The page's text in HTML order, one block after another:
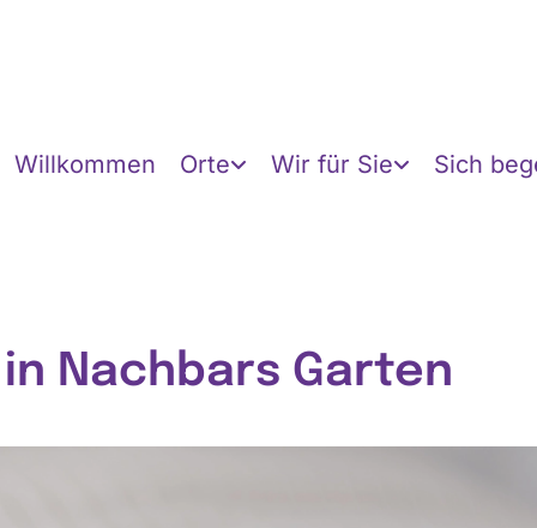
Willkommen Orte Wir für Sie Sich
Nachbars Garten